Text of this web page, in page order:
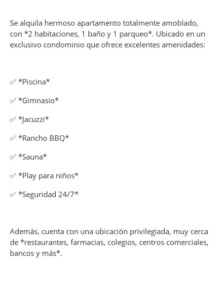
Se alquila hermoso apartamento totalmente amoblado,
con *2 habitaciones, 1 baño y 1 parqueo*. Ubicado en un
exclusivo condominio que ofrece excelentes amenidades:
✅ *Piscina*
✅ *Gimnasio*
✅ *Jacuzzi*
✅ *Rancho BBQ*
✅ *Sauna*
✅ *Play para niños*
✅ *Seguridad 24/7*
Además, cuenta con una ubicación privilegiada, muy cerca
de *restaurantes, farmacias, colegios, centros comerciales,
bancos y más*.